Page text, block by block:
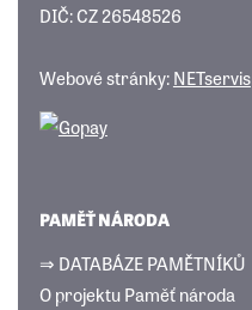
DIČ: CZ 26548526
Webové stránky:NETservis
PAMĚŤ NÁRODA
⇒ DATABÁZE PAMĚTNÍKŮ
O projektu Paměť národa